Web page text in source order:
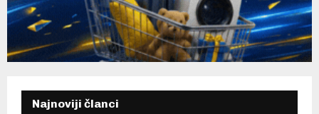
Najnoviji članci